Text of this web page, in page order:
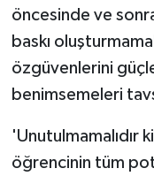
öncesinde ve
baskı
özgüvenlerini
benimsemeleri
'Unutulmamalıdır
öğrencinin tüm